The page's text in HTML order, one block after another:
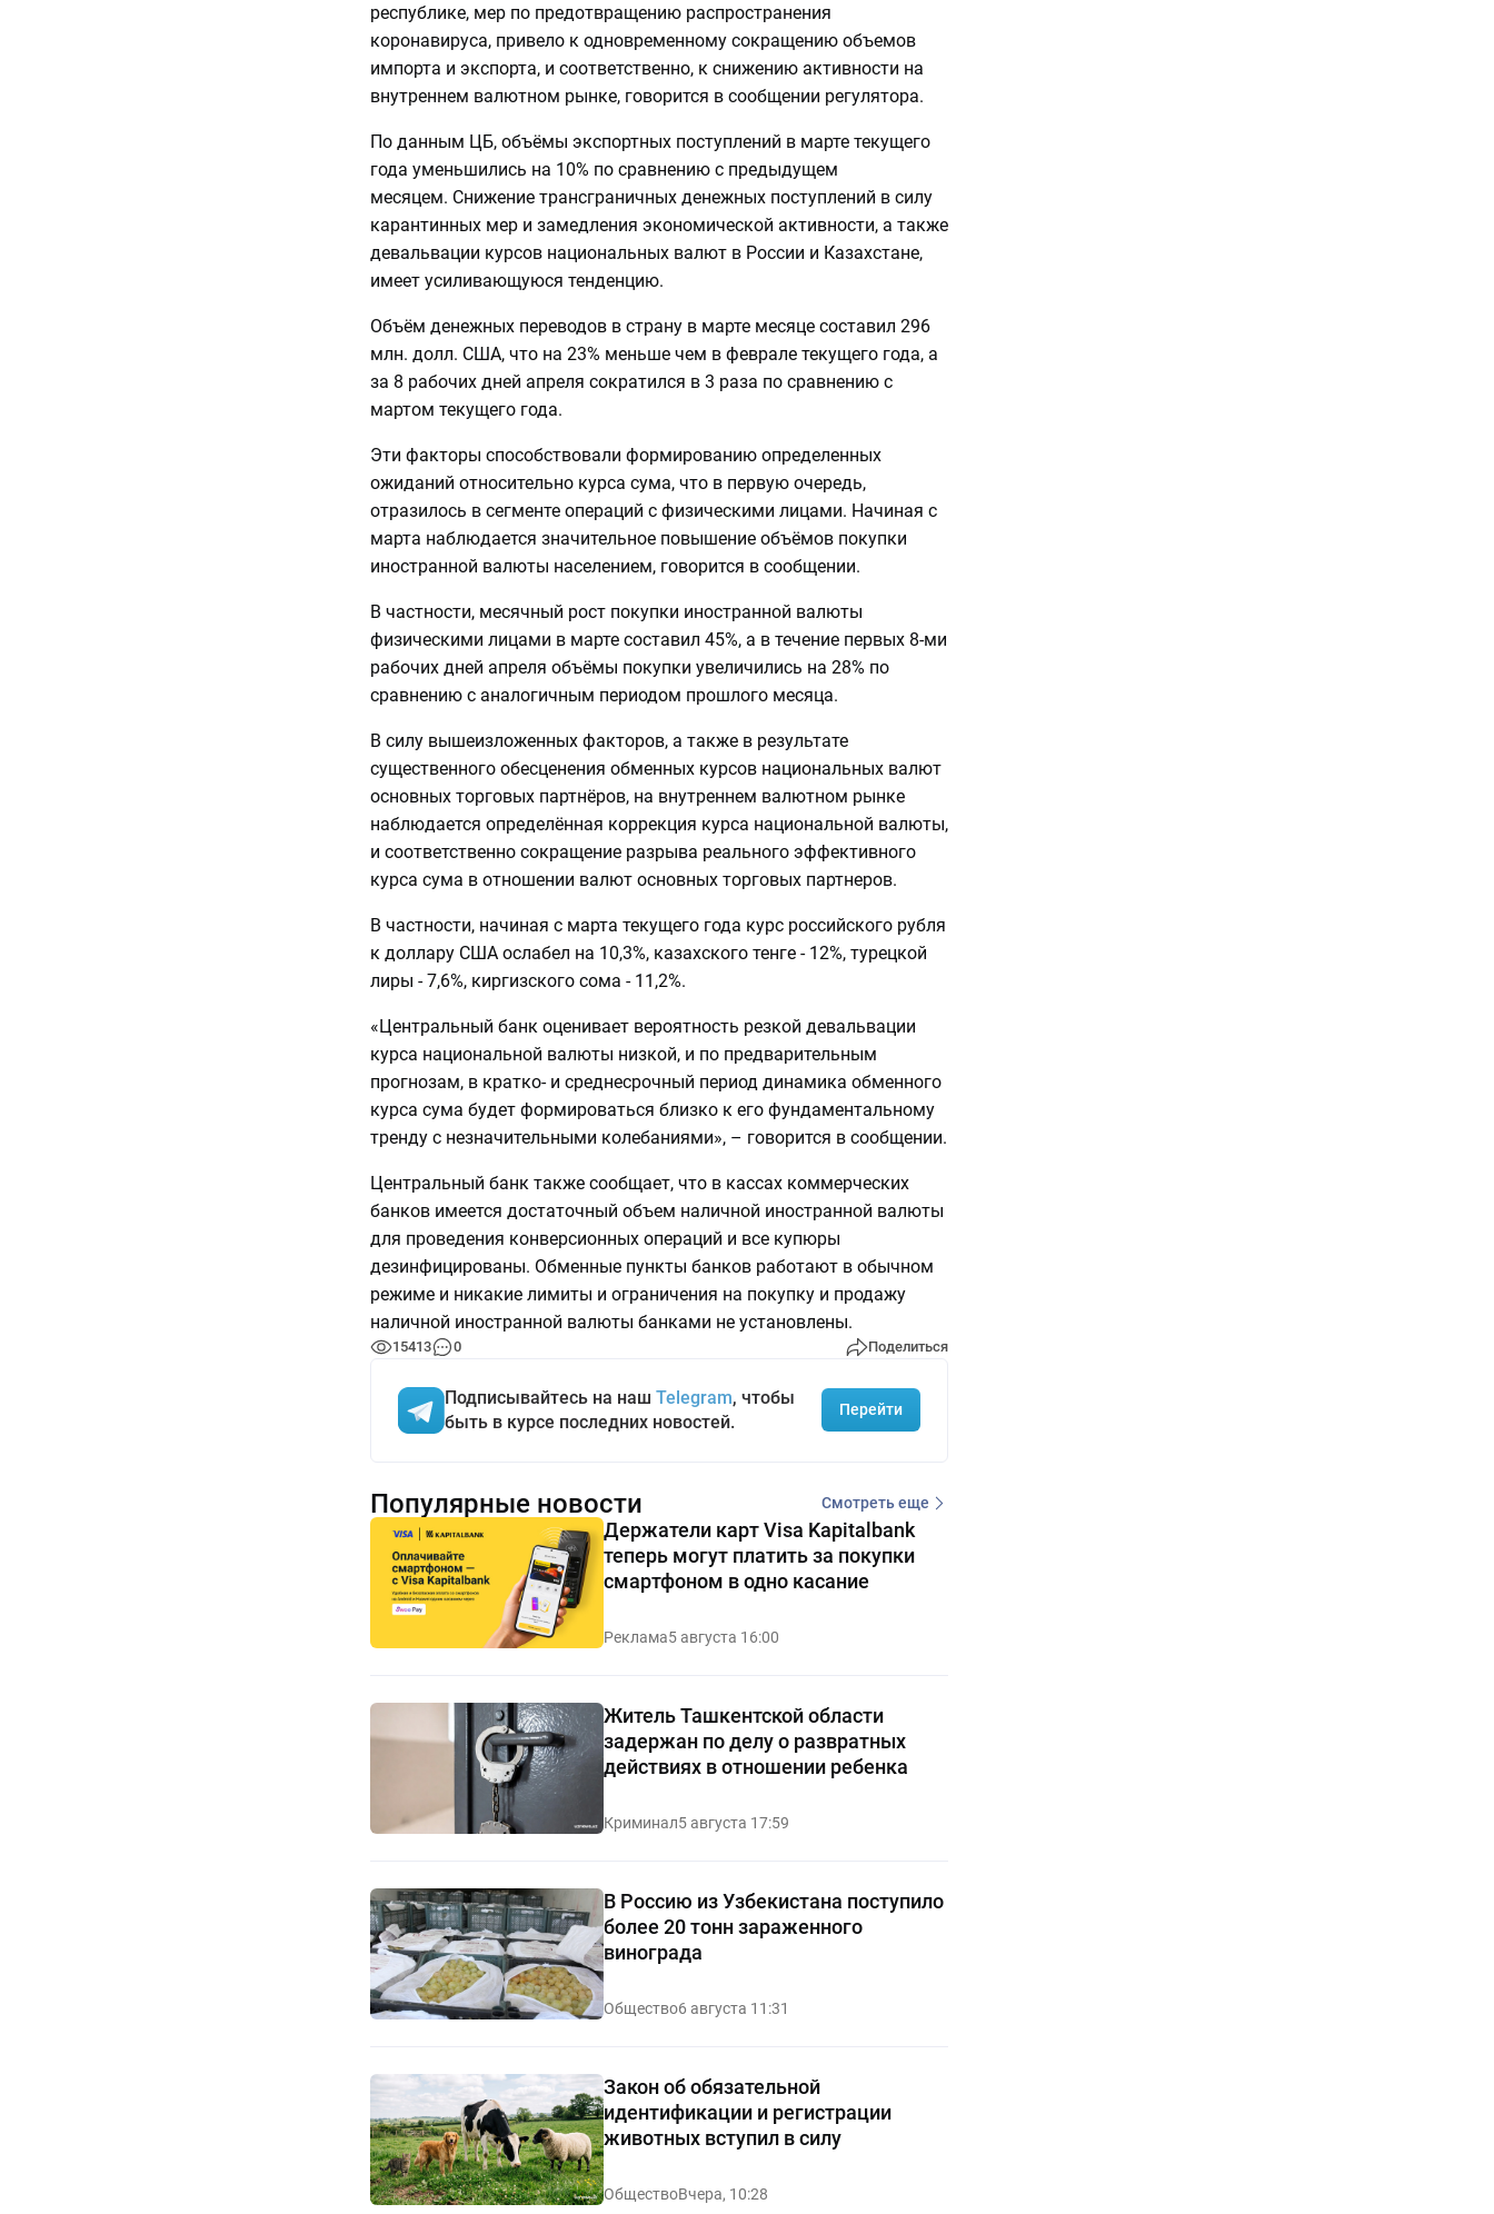
республике, мер по предотвращению распространения
коронавируса, привело к одновременному сокращению объемов
импорта и экспорта, и соответственно, к снижению активности на
внутреннем валютном рынке, говорится в сообщении регулятора.
По данным ЦБ, объёмы экспортных поступлений в марте текущего
года уменьшились на 10% по сравнению с предыдущем
месяцем. Снижение трансграничных денежных поступлений в силу
карантинных мер и замедления экономической активности, а также
девальвации курсов национальных валют в России и Казахстане,
имеет усиливающуюся тенденцию.
Объём денежных переводов в страну в марте месяце составил 296
млн. долл. США, что на 23% меньше чем в феврале текущего года, а
за 8 рабочих дней апреля сократился в 3 раза по сравнению с
мартом текущего года.
Эти факторы способствовали формированию определенных
ожиданий относительно курса сума, что в первую очередь,
отразилось в сегменте операций с физическими лицами. Начиная с
марта наблюдается значительное повышение объёмов покупки
иностранной валюты населением, говорится в сообщении.
В частности, месячный рост покупки иностранной валюты
физическими лицами в марте составил 45%, а в течение первых 8-ми
рабочих дней апреля объёмы покупки увеличились на 28% по
сравнению с аналогичным периодом прошлого месяца.
В силу вышеизложенных факторов, а также в результате
существенного обесценения обменных курсов национальных валют
основных торговых партнёров, на внутреннем валютном рынке
наблюдается определённая коррекция курса национальной валюты,
и соответственно сокращение разрыва реального эффективного
курса сума в отношении валют основных торговых партнеров.
В частности, начиная с марта текущего года курс российского рубля
к доллару США ослабел на 10,3%, казахского тенге - 12%, турецкой
лиры - 7,6%, киргизского сома - 11,2%.
«Центральный банк оценивает вероятность резкой девальвации
курса национальной валюты низкой, и по предварительным
прогнозам, в кратко- и среднесрочный период динамика обменного
курса сума будет формироваться близко к его фундаментальному
тренду с незначительными колебаниями», – говорится в сообщении.
Центральный банк также сообщает, что в кассах коммерческих
банков имеется достаточный объем наличной иностранной валюты
для проведения конверсионных операций и все купюры
дезинфицированы. Обменные пункты банков работают в обычном
режиме и никакие лимиты и ограничения на покупку и продажу
наличной иностранной валюты банками не установлены.
15413 0 Поделиться
Подписывайтесь на наш Telegram, чтобы
быть в курсе последних новостей.
Перейти
Популярные новости Смотреть еще
Держатели карт Visa Kapitalbank
теперь могут платить за покупки
смартфоном в одно касание
Реклама5 августа 16:00
Житель Ташкентской области
задержан по делу о развратных
действиях в отношении ребенка
Криминал5 августа 17:59
В Россию из Узбекистана поступило
более 20 тонн зараженного
винограда
Общество6 августа 11:31
Закон об обязательной
идентификации и регистрации
животных вступил в силу
ОбществоВчера, 10:28